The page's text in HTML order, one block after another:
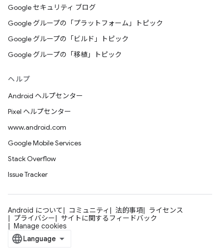
Google セキュリティ ブログ
Google グループの「プラットフォーム」トピック
Google グループの「ビルド」トピック
Google グループの「移植」トピック
ヘルプ
Android ヘルプセンター
Pixel ヘルプセンター
www.android.com
Google Mobile Services
Stack Overflow
Issue Tracker
Android について コミュニティ 法的事項
ライセンス
プライバシー
サイトに関するフィードバック
Manage cookies